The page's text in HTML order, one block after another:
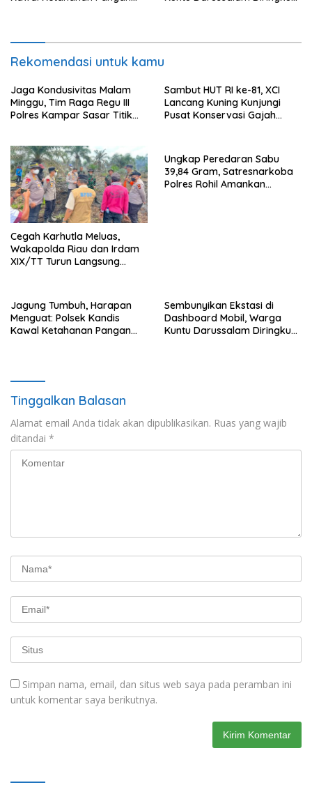
Rekomendasi untuk kamu
Jaga Kondusivitas Malam
Minggu, Tim Raga Regu III
Polres Kampar Sasar Titik
Sambut HUT RI ke-81, XCI
Lancang Kuning Kunjungi
Pusat Konservasi Gajah
Cegah Karhutla Meluas,
Wakapolda Riau dan Irdam
XIX/TT Turun Langsung
Ungkap Peredaran Sabu
39,84 Gram, Satresnarkoba
Polres Rohil Amankan
Jagung Tumbuh, Harapan
Menguat: Polsek Kandis
Kawal Ketahanan Pangan
Sembunyikan Ekstasi di
Dashboard Mobil, Warga
Kuntu Darussalam Diringkus
Tinggalkan Balasan
Alamat email Anda tidak akan dipublikasikan. Ruas yang wajib
ditandai *
Simpan nama, email, dan situs web saya pada peramban ini
untuk komentar saya berikutnya.